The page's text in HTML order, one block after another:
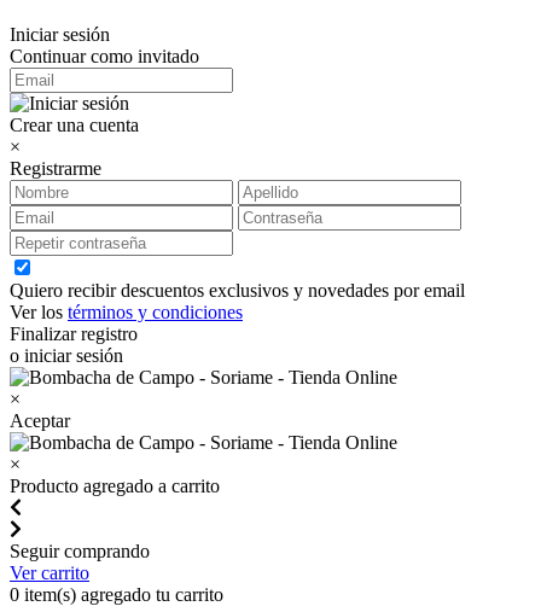
Iniciar sesión
Continuar como invitado
Crear una cuenta
×
Registrarme
Quiero recibir descuentos exclusivos y novedades por email
Ver los términos y condiciones
Finalizar registro
o iniciar sesión
×
Aceptar
×
Producto agregado a carrito
Seguir comprando
Ver carrito
0 item(s) agregado tu carrito